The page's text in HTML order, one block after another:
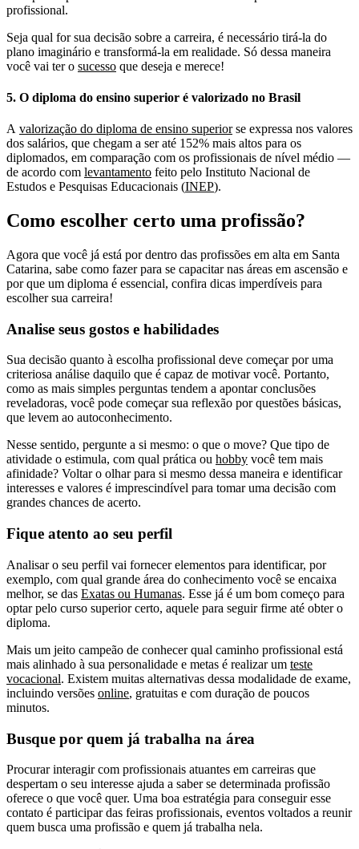
profissional.
Seja qual for sua decisão sobre a carreira, é necessário tirá-la do
plano imaginário e transformá-la em realidade. Só dessa maneira
você vai ter o sucesso que deseja e merece!
5. O diploma do ensino superior é valorizado no Brasil
A valorização do diploma de ensino superiorse expressa nos valores
dos salários, que chegam a ser até 152% mais altos para os
diplomados, em comparação com os profissionais de nível médio —
de acordo com levantamento feito pelo Instituto Nacional de
Estudos e Pesquisas Educacionais (INEP).
Como escolher certo uma profissão?
Agora que você já está por dentro das profissões em alta em Santa
Catarina, sabe como fazer para se capacitar nas áreas em ascensão e
por que um diploma é essencial, confira dicas imperdíveis para
escolher sua carreira!
Analise seus gostos e habilidades
Sua decisão quanto à escolha profissional deve começar por uma
criteriosa análise daquilo que é capaz de motivar você. Portanto,
como as mais simples perguntas tendem a apontar conclusões
reveladoras, você pode começar sua reflexão por questões básicas,
que levem ao autoconhecimento.
Nesse sentido, pergunte a si mesmo: o que o move? Que tipo de
atividade o estimula, com qual prática ou hobby você tem mais
afinidade? Voltar o olhar para si mesmo dessa maneira e identificar
interesses e valores é imprescindível para tomar uma decisão com
grandes chances de acerto.
Fique atento ao seu perfil
Analisar o seu perfil vai fornecer elementos para identificar, por
exemplo, com qual grande área do conhecimento você se encaixa
melhor, se das Exatas ou Humanas. Esse já é um bom começo para
optar pelo curso superior certo, aquele para seguir firme até obter o
diploma.
Mais um jeito campeão de conhecer qual caminho profissional está
mais alinhado à sua personalidade e metas é realizar um teste
vocacional. Existem muitas alternativas dessa modalidade de exame,
incluindo versões online, gratuitas e com duração de poucos
minutos.
Busque por quem já trabalha na área
Procurar interagir com profissionais atuantes em carreiras que
despertam o seu interesse ajuda a saber se determinada profissão
oferece o que você quer. Uma boa estratégia para conseguir esse
contato é participar das feiras profissionais, eventos voltados a reunir
quem busca uma profissão e quem já trabalha nela.